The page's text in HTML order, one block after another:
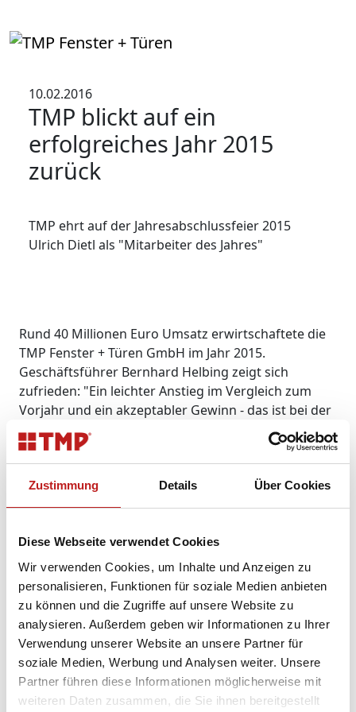
Zustimmung Details Über Cookies
Diese Webseite verwendet Cookies
Wir verwenden Cookies, um Inhalte und Anzeigen zu
personalisieren, Funktionen für soziale Medien anbieten
zu können und die Zugriffe auf unsere Website zu
analysieren. Außerdem geben wir Informationen zu Ihrer
Verwendung unserer Website an unsere Partner für
soziale Medien, Werbung und Analysen weiter. Unsere
Partner führen diese Informationen möglicherweise mit
weiteren Daten zusammen, die Sie ihnen bereitgestellt
10.02.2016
TMP blickt auf ein
erfolgreiches Jahr 2015
zurück
TMP ehrt auf der Jahresabschlussfeier 2015
Ulrich Dietl als "Mitarbeiter des Jahres"
Rund 40 Millionen Euro Umsatz erwirtschaftete die
TMP Fenster + Türen GmbH im Jahr 2015.
Geschäftsführer Bernhard Helbing zeigt sich
zufrieden: "Ein leichter Anstieg im Vergleich zum
Vorjahr und ein akzeptabler Gewinn - das ist bei der
heutigen Marksituation durchaus nicht üblich."
Helbing präsentierte die aktuellen Zahlen im
Rahmen der Jahresabschlussfeier, die am 29. Januar
2016 am Stammsitz des Unternehmens in Bad
Langensalza stattfand. Mehr als 200 Mitarbeiter,
Partnerfirmen waren der Einladung gefolgt. Als
Mitarbeiter des Jahres wurde Ulrich Dietl geehrt. Er
blickt auf 25 Jahre Betriebszugehörigkeit zurück, in
denen er rund 250.000 Fenster verglaste und
jederzeit hohe Einsatzbereitschaft zeigte. Auch in
diesem Jahr fand wieder ein Spielewettbewerb statt.
Sechs Mannschaften konnten ihre Teamfähigkeit an
verschiedenen Stationen unter Beweis stellen, unter
anderem beim Biathlonschießen mit einem